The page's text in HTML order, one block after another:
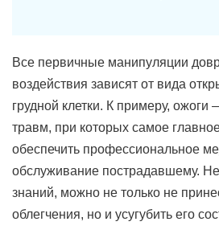
Все первичные манипуляции
воздействия зависят от вида
грудной клетки. К примеру, ожоги
травм, при которых самое
обеспечить профессиональное
обслуживание пострадавшему.
знаний, можно не только не
облегчения, но и усугубить его